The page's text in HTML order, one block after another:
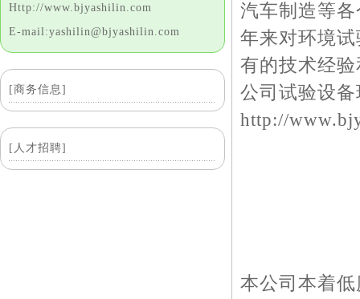
Http://www.bjyashilin.com
E-mail:yashilin@bjyashilin.com
[商务信息]
[人才招聘]
汽车制造等
年来对环境
有的技术经
公司试验设
http://
本公司本着